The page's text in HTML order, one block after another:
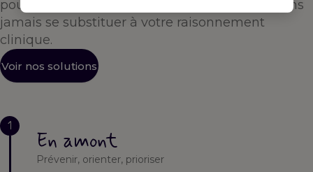
pour vous accompagner à chaque étape — sans
jamais se substituer à votre raisonnement
clinique.
Voir nos solutions
1
En amont
Prévenir, orienter, prioriser